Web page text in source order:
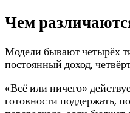
Чем
Модели бывают четырёх
постоянный доход,
«Всё или ничего»
готовности поддержать,